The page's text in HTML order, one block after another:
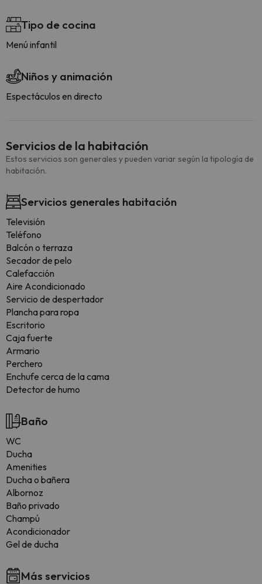
Tipo de cocina
Menú infantil
Niños y animación
Espectáculos en directo
Servicios de la habitación
Estos servicios son generales y pueden variar según la tipología de
habitación.
Servicios generales habitación
Televisión
Teléfono
Balcón o terraza
Secador de pelo
Calefacción
Aire Acondicionado
Servicio de despertador
Plancha para ropa
Escritorio
Caja fuerte
Armario
Perchero
Enchufe cerca de la cama
Detector de humo
Baño
WC
Ducha
Amenities
Ducha o bañera
Albornoz
Baño privado
Champú
Acondicionador
Gel de ducha
Más servicios